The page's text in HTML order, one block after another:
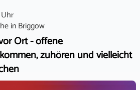
inBriggow
Ort - offene
zuhören und vielleicht